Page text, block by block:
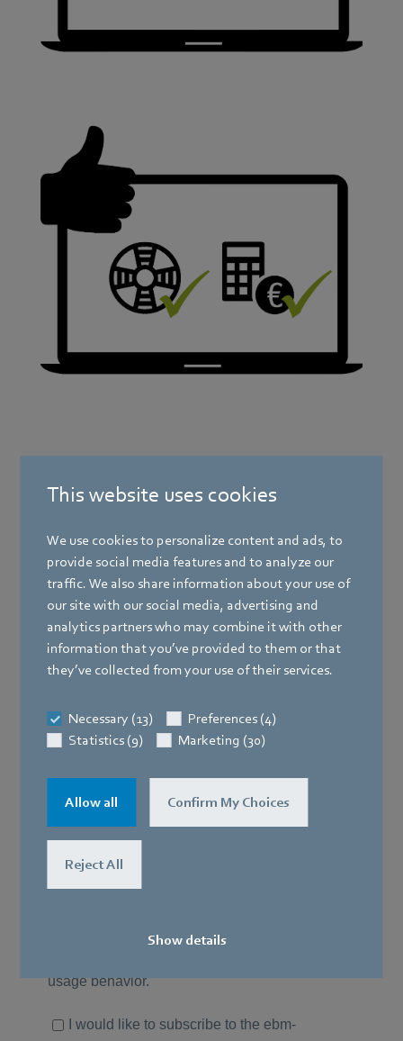
This website uses cookies
We use cookies to personalize content and ads, to
provide social media features and to analyze our
traffic. We also share information about your use of
our site with our social media, advertising and
analytics partners who may combine it with other
information that you’ve provided to them or that
they’ve collected from your use of their services.
Necessary (13)
Preferences (4)
Statistics (9)
Marketing (30)
Allow all Confirm My Choices
Reject All
Show details